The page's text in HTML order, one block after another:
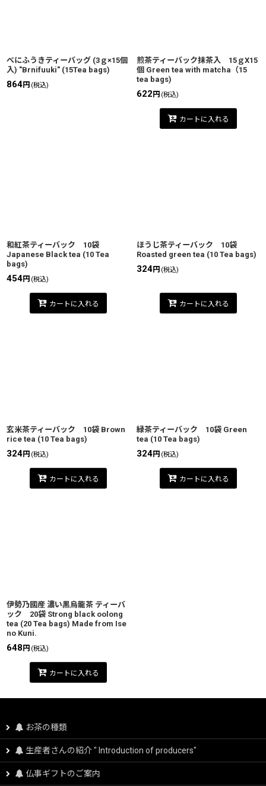
べにふうきティーバッグ (3ｇ×15個
入) "Brnifuuki" (15Tea bags)
864円 (税込)
煎茶ティーバック抹茶入 15ｇX15
個 Green tea with matcha（15
tea bags)
622 円 (税込)
カートに入れる
和紅茶ティーバック 10袋
Japanese Black tea (10 Tea
bags)
454円 (税込)
カートに入れる
ほうじ茶ティーバック 10袋
Roasted green tea (10 Tea bags)
324円 (税込)
カートに入れる
玄米茶ティーバック 10袋 Brown
rice tea (10 Tea bags)
324円 (税込)
カートに入れる
緑茶ティーバック 10袋 Green
tea (10 Tea bags)
324円 (税込)
カートに入れる
伊勢乃國産 濃い黒烏龍茶 ティーバ
ック 20袋 Strong black oolong
tea (20 Tea bags) Made from Ise
no Kuni.
648 円 (税込)
カートに入れる
お茶の種類
生産者さんの紹介 " Introduction of producers"
仏事ギフトのご案内